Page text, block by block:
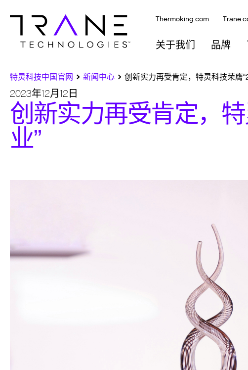
关于我们 品牌
Thermoking.com
特灵科技中国官网 新闻中心 创新实力再受肯定，特灵科技荣膺
2023年12月12日
创新实力再受肯定，
业”